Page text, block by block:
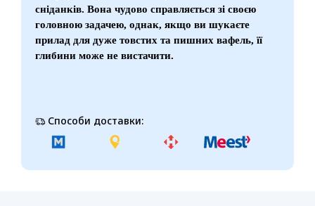
сніданків. Вона чудово справляється зі своєю
головною задачею, однак, якщо ви шукаєте
прилад для дуже товстих та пишних вафель, її
глибини може не вистачити.
Способи доставки: